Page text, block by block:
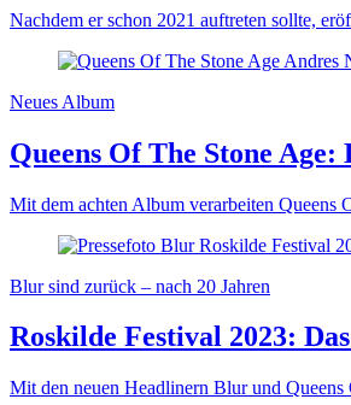
Nachdem er schon 2021 auftreten sollte,
Neues Album
Queens Of The Stone
Mit dem achten Album verarbeiten Queens
Blur sind zurück – nach 20 Jahren
Roskilde Festival 2023:
Mit den neuen Headlinern Blur und Queens